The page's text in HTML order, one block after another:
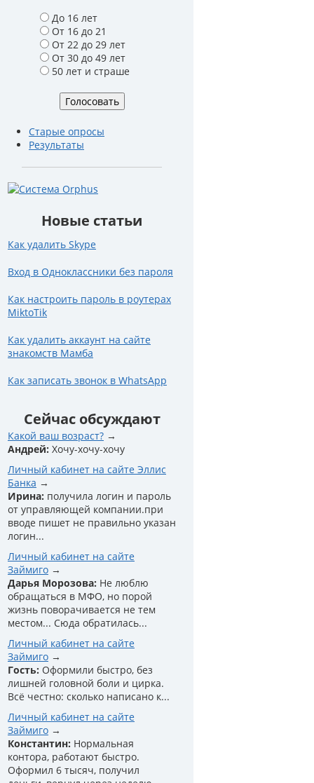
В
а
р
и
а
До 16 лет
От 16 до 21
От 22 до 29 лет
От 30 до 49 лет
50 лет и страше
Старые опросы
Результаты
Новые статьи
Как удалить Skype
Вход в Одноклассники без пароля
Как настроить пароль в роутерах
MiktoTik
Как удалить аккаунт на сайте
знакомств Мамба
Как записать звонок в WhatsApp
Сейчас обсуждают
Какой ваш возраст?
Андрей: Хочу-хочу-хочу
Личный кабинет на сайте Эллис
Банка
Ирина: получила логин и пароль
от управляющей компании.при
вводе пишет не правильно указан
логин...
Личный кабинет на сайте
Займиго
Дарья Морозова: Не люблю
обращаться в МФО, но порой
жизнь поворачивается не тем
местом... Сюда обратилась...
Личный кабинет на сайте
Займиго
Гость: Оформили быстро, без
лишней головной боли и цирка.
Всё честно: сколько написано к...
Личный кабинет на сайте
Займиго
Константин: Нормальная
контора, работают быстро.
Оформил 6 тысяч, получил